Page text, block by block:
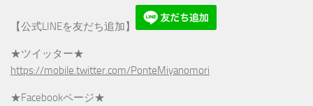
【公式LINEを友だち追加】
★ツイッター★
https://mobile.twitter.com/PonteMiyanomori
★Facebookページ★